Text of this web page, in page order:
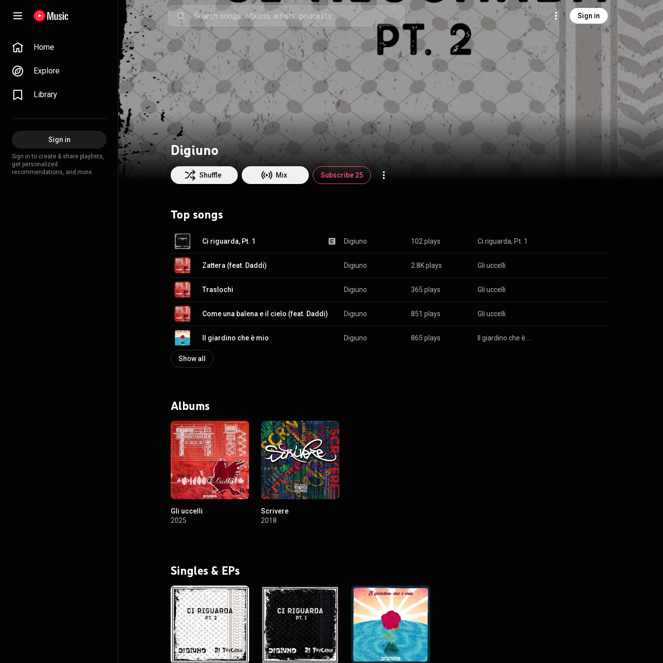
Sign in
Home
Explore
Library
Sign in
Sign in to create & share playlists,
get personalized
recommendations, and more.
Digiuno
Shuffle Mix Subscribe 25
Top songs
Ci riguarda, Pt. 1 Digiuno 102 plays Ci riguarda, Pt. 1
Zattera (feat. Daddi) Digiuno 2.8K plays Gli uccelli
Traslochi Digiuno 365 plays Gli uccelli
Come una balena e il cielo (feat. Daddi) Digiuno 851 plays Gli uccelli
Il giardino che è mio Digiuno 865 plays
Show all
Albums
Gli uccelli
2025
Scrivere
2018
Singles & EPs